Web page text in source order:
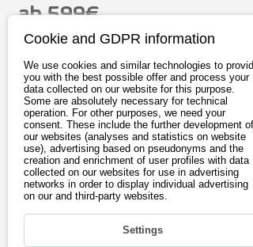
ab 599€
inkl. 19% MwSt.
Zum Anbieter
Fahren
Laden & Reichweite
Konnektivität
Cookie and GDPR information
We use cookies and similar technologies to provide
you with the best possible offer and process your
data collected on our website for this purpose.
Some are absolutely necessary for technical
operation. For other purposes, we need your
consent. These include the further development of
our websites (analyses and statistics on website
use), advertising based on pseudonyms and the
creation and enrichment of user profiles with data
collected on our websites for use in advertising
networks in order to display individual advertising
on our and third-party websites.
Settings